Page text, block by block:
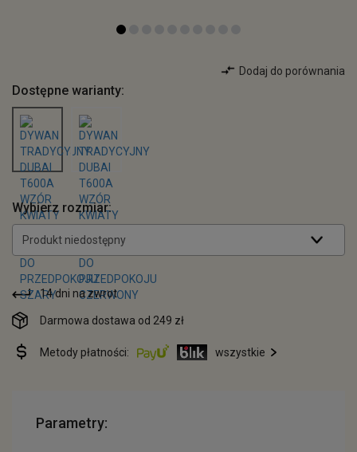
Dodaj do porównania
Dostępne warianty:
Wybierz rozmiar:
Produkt niedostępny
14 dni na zwrot
Darmowa dostawa od 249 zł
Metody płatności: wszystkie
Parametry: